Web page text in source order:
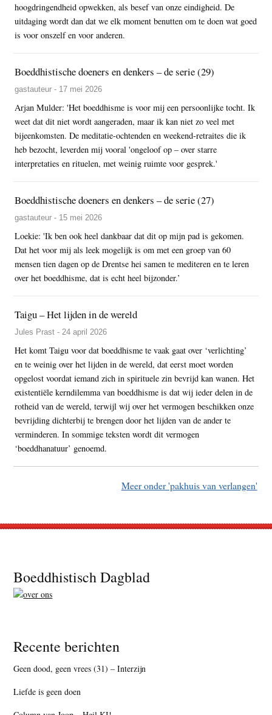
hoogdringendheid opwekken, als besef van onze eindigheid. De
uitdaging wordt dan dat we elk moment benutten om te doen wat goed
is voor onszelf en voor anderen.
Boeddhistische doeners en denkers – de serie (29)
gastauteur - 17 mei 2026
Arjan Mulder: 'Het boeddhisme is voor mij een persoonlijke tocht. Ik
weet dat dit niet wordt aangeraden, maar ik kan niet zo veel met
bijeenkomsten. De meditatie-ochtenden en weekend-retraites die ik
heb bezocht, leverden mij vooral 'ongeloof op – over starre
interpretaties en rituelen, met weinig ruimte voor gesprek.'
Boeddhistische doeners en denkers – de serie (27)
gastauteur - 15 mei 2026
Loekie: 'Ik ben ook heel dankbaar dat dit op mijn pad is gekomen.
Dat het voor mij als leek mogelijk is om met een groep van 60
mensen tien dagen op de Drentse hei samen te mediteren en te leren
over het boeddhisme, dat is echt heel bijzonder.’
Taigu – Het lijden in de wereld
Jules Prast - 24 april 2026
Het komt Taigu voor dat boeddhisme te vaak gaat over ‘verlichting’
en te weinig over het lijden in de wereld, dat eerst moet worden
opgelost voordat iemand zich in spirituele zin bevrijd kan wanen. Het
existentiële kerndilemma van boeddhisme is dat wij ieder delen in de
rotheid van de wereld, terwijl wij over het vermogen beschikken onze
bevrijding dichterbij te brengen door het lijden van de ander te
verminderen. In sommige teksten wordt dit vermogen
‘boeddhanatuur’ genoemd.
Meer onder 'pakhuis van verlangen'
Footer
Boeddhistisch Dagblad
Recente berichten
Geen dood, geen vrees (31) – Interzijn
Liefde is geen doen